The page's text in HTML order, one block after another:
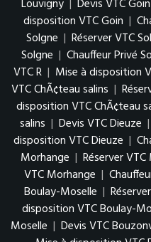
Louvigny | Devis VTC Goin
disposition VTC Goin |
Solgne | Réserver VTC
Solgne | Chauffeur Privé
VTC R | Mise à disposition
VTC ChÃ¢teau salins |
disposition VTC ChÃ¢teau
salins | Devis VTC Dieuze |
disposition VTC Dieuze |
Morhange | Réserver
VTC Morhange |
Boulay-Moselle |
disposition VTC Boulay-
Moselle | Devis VTC